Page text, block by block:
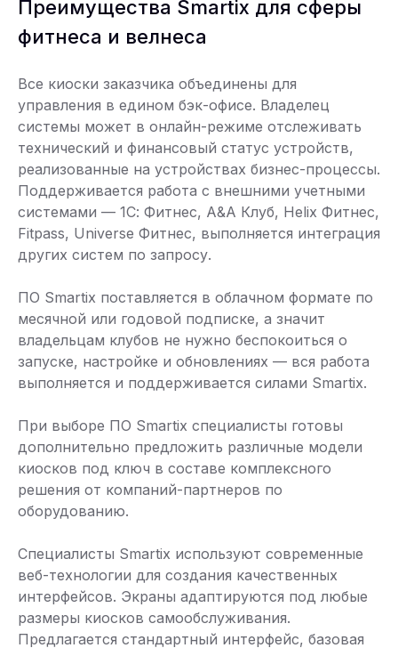
Преимущества Smartix для сферы
фитнеса и велнеса
Все киоски заказчика объединены для
управления в едином бэк-офисе. Владелец
системы может в онлайн-режиме отслеживать
технический и финансовый статус устройств,
реализованные на устройствах бизнес-процессы.
Поддерживается работа с внешними учетными
системами — 1С: Фитнес, A&A Клуб, Helix Фитнес,
Fitpass, Universe Фитнес, выполняется интеграция
других систем по запросу.
ПО Smartix поставляется в облачном формате по
месячной или годовой подписке, а значит
владельцам клубов не нужно беспокоиться о
запуске, настройке и обновлениях — вся работа
выполняется и поддерживается силами Smartix.
При выборе ПО Smartix специалисты готовы
дополнительно предложить различные модели
киосков под ключ в составе комплексного
решения от компаний-партнеров по
оборудованию.
Специалисты Smartix используют современные
веб-технологии для создания качественных
интерфейсов. Экраны адаптируются под любые
размеры киосков самообслуживания.
Предлагается стандартный интерфейс, базовая